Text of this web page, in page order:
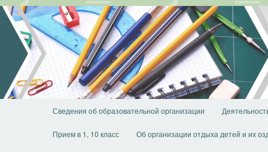
Перейти
основному
содержимому
Сведения об образовательной организации
Прием в 1, 10 класс Об организации отдыха детей и их